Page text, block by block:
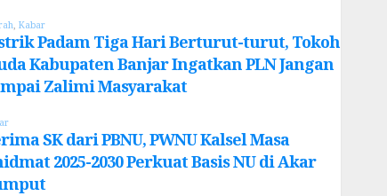
, Kabar
Padam Tiga Hari Berturut-turut, Tokoh
Kabupaten Banjar Ingatkan PLN Jangan
Zalimi Masyarakat
SK dari PBNU, PWNU Kalsel Masa
2025-2030 Perkuat Basis NU di Akar